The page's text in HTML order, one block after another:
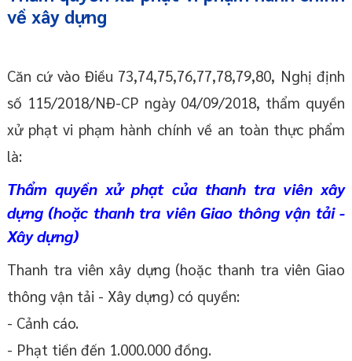
về xây dựng
Căn cứ vào Điều 73,74,75,76,77,78,79,80, Nghị định
số 115/2018/NĐ-CP ngày 04/09/2018, thẩm quyền
xử phạt vi phạm hành chính về an toàn thực phẩm
là:
Thẩm quyền xử phạt của thanh tra viên xây
dựng (hoặc thanh tra viên Giao thông vận tải -
Xây dựng)
Thanh tra viên xây dựng (hoặc thanh tra viên Giao
thông vận tải - Xây dựng) có quyền:
- Cảnh cáo.
- Phạt tiền đến 1.000.000 đồng.